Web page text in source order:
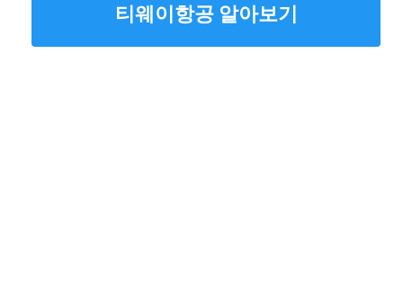
티웨이항공 알아보기